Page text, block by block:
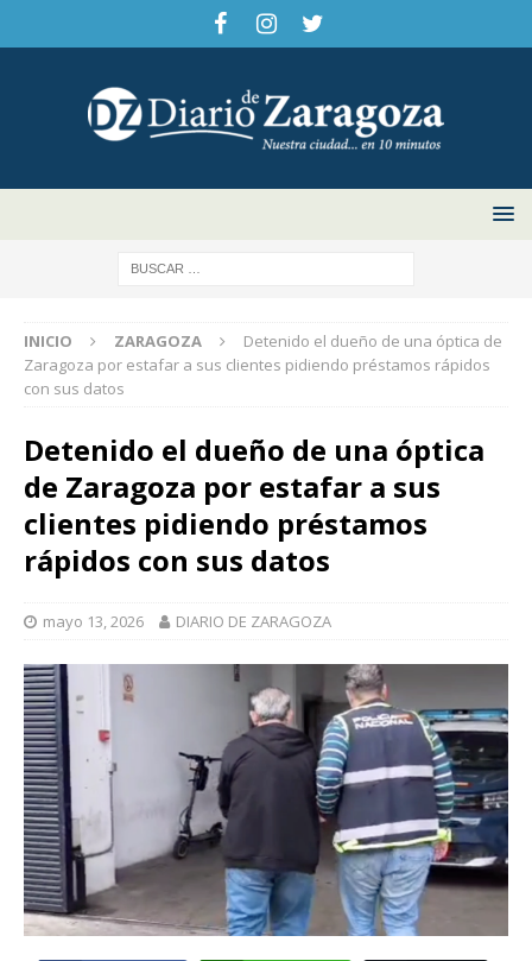
INICIO ZARAGOZA
Detenido el dueño de una óptica de
Zaragoza por estafar a sus clientes pidiendo préstamos rápidos
con sus datos
Detenido el dueño de una óptica
de Zaragoza por estafar a sus
clientes pidiendo préstamos
rápidos con sus datos
mayo 13, 2026 DIARIO DE ZARAGOZA